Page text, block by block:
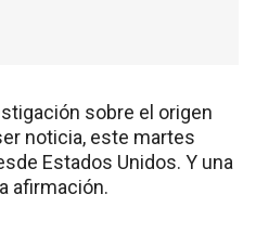
sobre el origen
noticia, este martes
Estados Unidos. Y una
afirmación.